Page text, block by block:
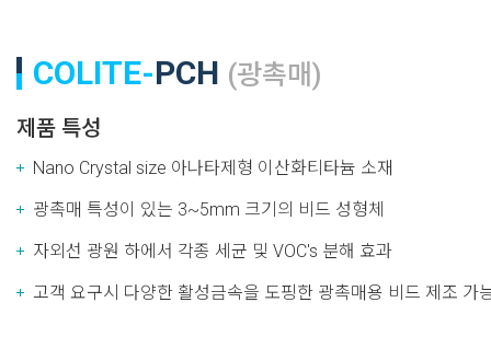
COLITE-PCH (광촉매)
제품 특성
Nano Crystal size 아나타제형 이산화티타늄 소재
광촉매 특성이 있는 3~5mm 크기의 비드 성형체
자외선 광원 하에서 각종 세균 및 VOC's 분해 효과
고객 요구시 다양한 활성금속을 도핑한 광촉매용 비드 제조 가